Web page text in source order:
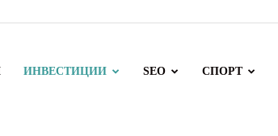
ИНВЕСТИЦИИ SEO СПОРТ